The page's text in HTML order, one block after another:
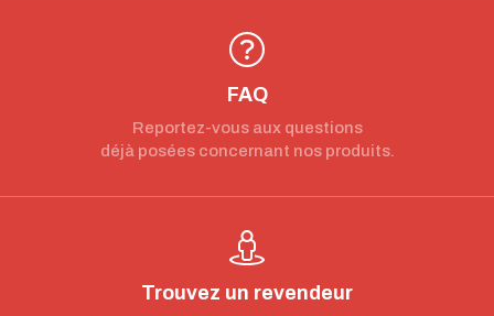
FAQ
Reportez-vous aux questions
déjà posées concernant nos produits.
Trouvez un revendeur